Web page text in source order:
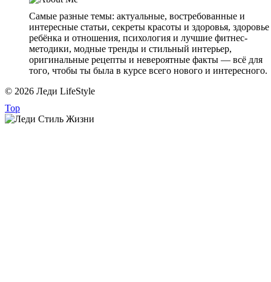
Самые разные темы: актуальные, востребованные и
интересные статьи, секреты красоты и здоровья, здоровье
ребёнка и отношения, психология и лучшие фитнес-
методики, модные тренды и стильный интерьер,
оригинальные рецепты и невероятные факты — всё для
того, чтобы ты была в курсе всего нового и интересного.
© 2026 Леди LifeStyle
Top